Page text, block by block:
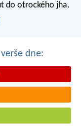
do otrockého jha.
dne: